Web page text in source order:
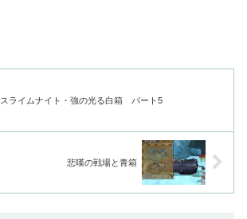
スライムナイト・強の光る白箱 パート5
悲嘆の戦場と青箱